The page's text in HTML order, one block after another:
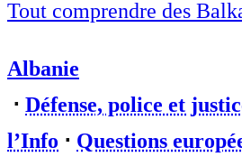
Tout comprendre des
Albanie
⋅ Défense, police et
l’Info ⋅ Questions